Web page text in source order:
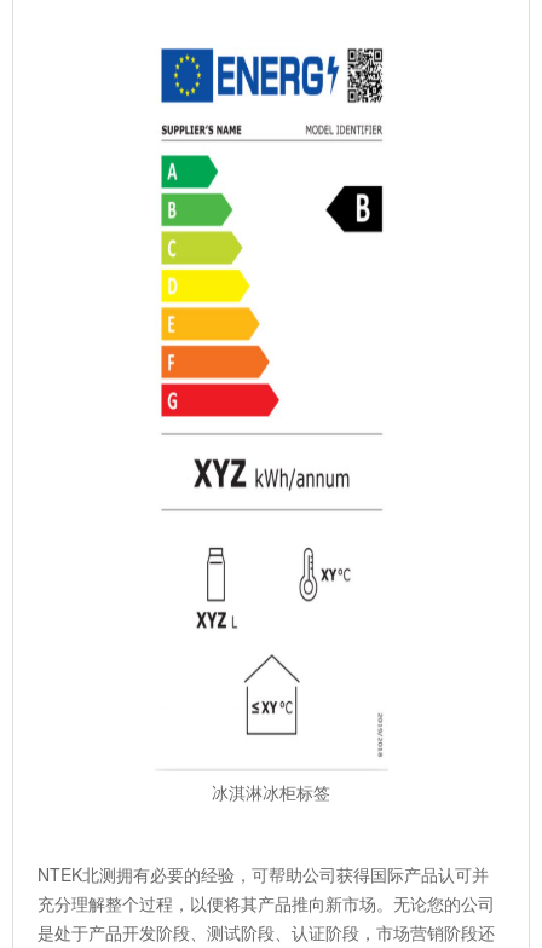
冰淇淋冰柜标签
NTEK北测拥有必要的经验，可帮助公司获得国际产品认可并
充分理解整个过程，以便将其产品推向新市场。无论您的公司
是处于产品开发阶段、测试阶段、认证阶段，市场营销阶段还